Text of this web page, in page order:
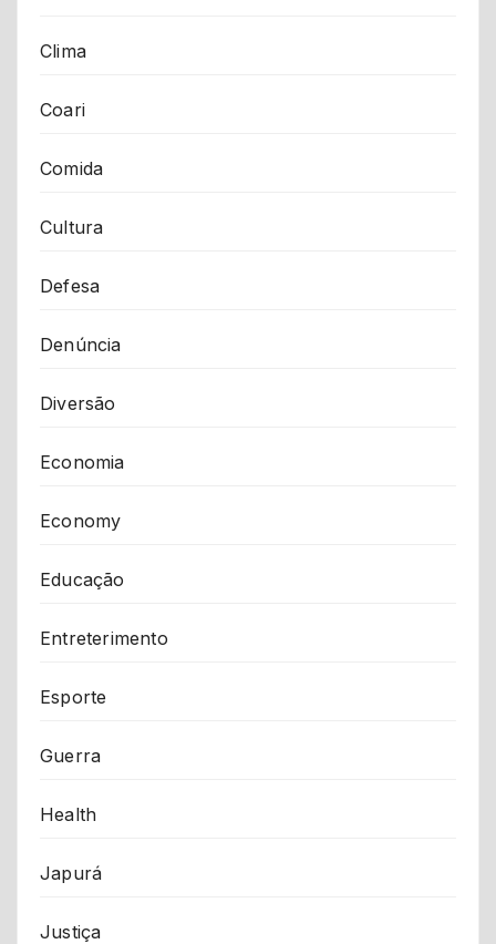
Clima
Coari
Comida
Cultura
Defesa
Denúncia
Diversão
Economia
Economy
Educação
Entreterimento
Esporte
Guerra
Health
Japurá
Justiça